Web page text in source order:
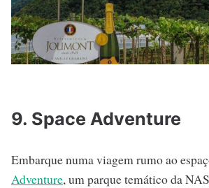
9. Space Adventure
Embarque numa viagem rumo ao
Adventure, um parque temático da